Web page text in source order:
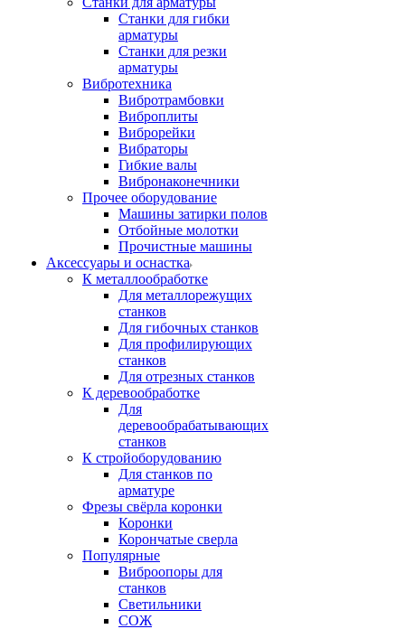
Станки для гибки
арматуры
Станки для резки
арматуры
Вибротехника
Вибротрамбовки
Виброплиты
Виброрейки
Вибраторы
Гибкие валы
Вибронаконечники
Прочее оборудование
Машины затирки полов
Отбойные молотки
Прочистные машины
Аксeccyapы и оснастка
К металлообработке
Для металлорежущих
станков
Для гибочных станков
Для профилирующих
станков
Для отрезных станков
К деревообработке
Для
деревообрабатывающих
станков
К стройоборудованию
Для станков по
арматуре
Фрезы свёрла коронки
Коронки
Корончатые сверла
Популярные
Виброопоры для
станков
Светильники
СОЖ